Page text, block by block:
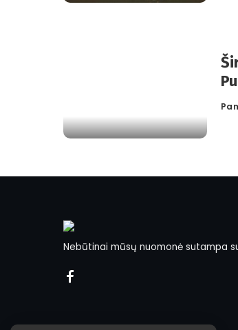
Nebūtinai mūsų nuomonė sutampa